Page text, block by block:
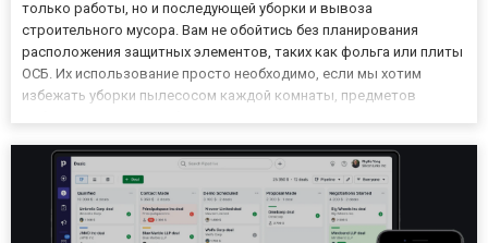
только работы, но и последующей уборки и вывоза
строительного мусора. Вам не обойтись без планирования
расположения защитных элементов, таких как фольга или плиты
ОСБ. Их использование просто необходимо, если мы хотим
избежать уборки пылесосом каждой комнаты, предметов
Основная деятельн...